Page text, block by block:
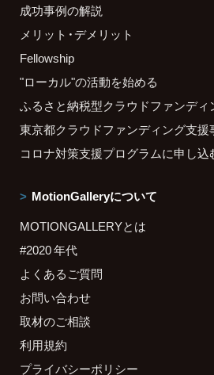
成功事例の解説
メリット・デメリット
Fellowship
"ローカル"の活動を始める
ふるさと納税型クラウドファンディ
東京都クラウドファンディング支援
コロナ対策支援プログラムに申し込
MotionGalleryについて
MOTIONGALLERYとは
#2020 年代
よくあるご質問
お問い合わせ
取材のご相談
利用規約
プライバシーポリシー